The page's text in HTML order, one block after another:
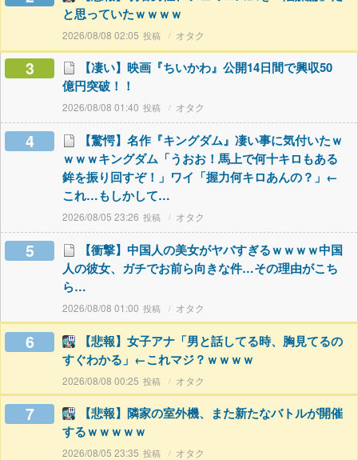
と思っていたｗｗｗｗ
2026/08/08 02:05 オタク
3
【凄い】映画『ちいかわ』公開14日間で興収50
億円突破！！
2026/08/08 01:40 オタク
4
【驚愕】名作『キングダム』凄い事に気付いたｗ
ｗｗｗキングダム「うおお！馬上で何十キロもある
鉾を振り回すぞ！」ワイ「握力何キロあんの？」←
これ…もしかして…
2026/08/05 23:26 オタク
5
【衝撃】中国人の美女がヤバすぎるｗｗｗｗ中国
人の彼女、ガチでお前ら向きな件…その理由がこち
ら…
2026/08/08 01:00 オタク
6
【悲報】女子アナ「男と話してる時、胸見てるの
すぐわかる」←これマジ？ｗｗｗｗ
2026/08/08 00:25 オタク
7
【悲報】隣家の室外機、また新たなバトルが開催
するｗｗｗｗｗ
2026/08/05 23:35 オタク